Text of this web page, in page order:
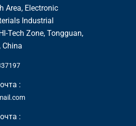
Area, Electronic
Industrial
Tech Zone, Tongguan,
China
:
: